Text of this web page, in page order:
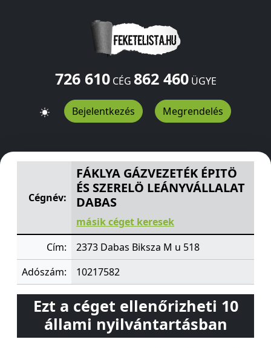
726 610CÉG 862 460ÜGYE
Bejelentkezés Megrendelés
FÁKLYA GÁZVEZETÉK ÉPITÖ ÉS SZERELÖ
Cégnév:
FÁKLYA GÁZVEZETÉK ÉPITÖ
ÉS SZERELÖ LEÁNYVÁLLALAT
DABAS
másik céget keresek
Cím:
2373 Dabas Biksza M u 518
Adószám:
10217582
Ezt a céget ellenőrizheti 10
állami nyilvántartásban